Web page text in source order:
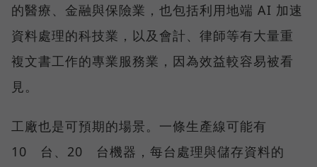
的醫療、金融與保險業，也包括利用地端 AI 加速
資料處理的科技業，以及會計、律師等有大量重
複文書工作的專業服務業，因為效益較容易被看
見。
工廠也是可預期的場景。一條生產線可能有
10 台、20 台機器，每台處理與儲存資料的